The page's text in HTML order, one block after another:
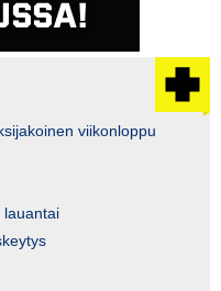
viikonloppu
lauantai